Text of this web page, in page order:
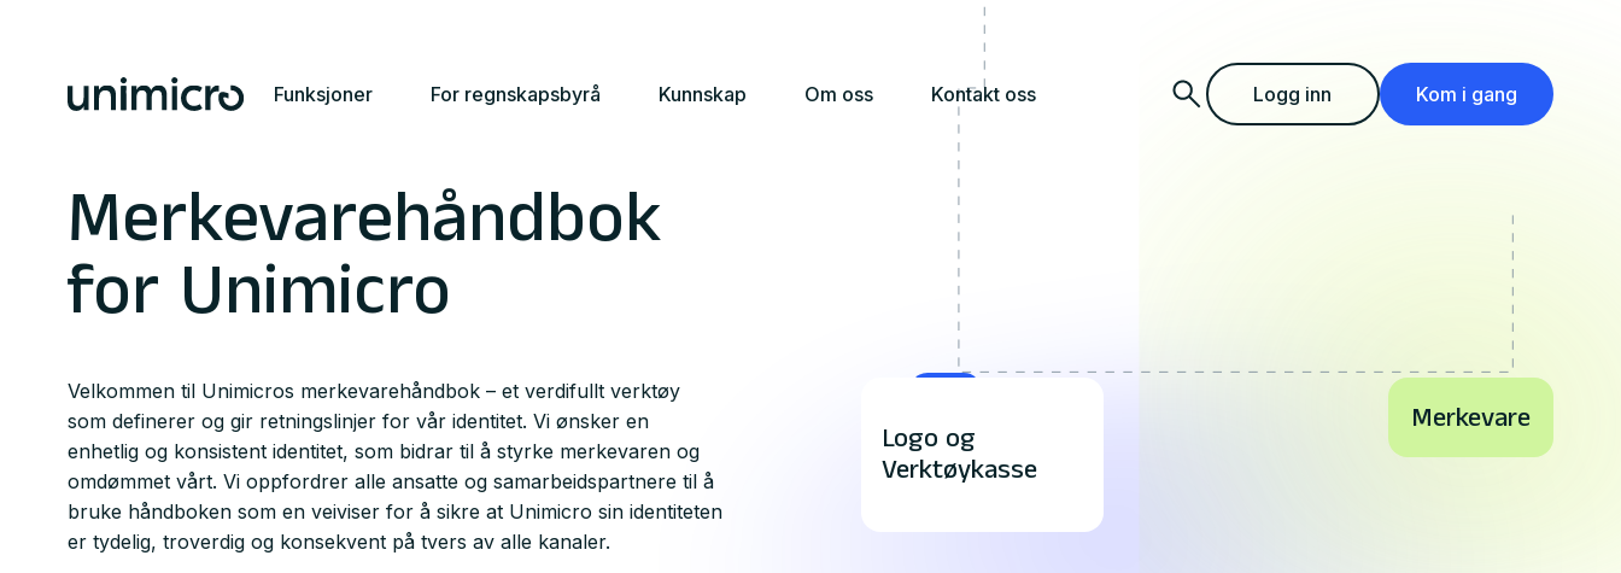
Funksjoner For regnskapsbyrå Kunnskap Om oss Kontakt oss Logg inn Kom i gang
Merkevarehåndbok
for Unimicro
Velkommen til Unimicros merkevarehåndbok – et verdifullt verktøy
som definerer og gir retningslinjer for vår identitet. Vi ønsker en
enhetlig og konsistent identitet, som bidrar til å styrke merkevaren og
omdømmet vårt. Vi oppfordrer alle ansatte og samarbeidspartnere til å
bruke håndboken som en veiviser for å sikre at Unimicro sin identiteten
er tydelig, troverdig og konsekvent på tvers av alle kanaler.
Logo og
Verktøykasse
Merkevare